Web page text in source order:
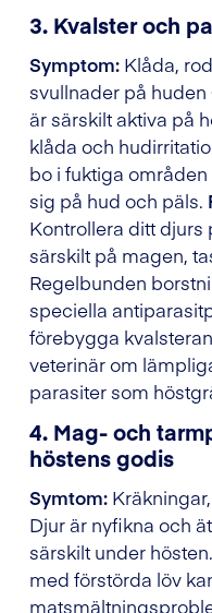
3. Kvalster och
Symptom: Klåda,
svullnader på huden
är särskilt aktiva på
klåda och
bo i fuktiga
sig på hud och päls.
Kontrollera ditt djurs
särskilt på magen,
Regelbunden
speciella
förebygga
veterinär om
parasiter som
4. Mag- och
höstens godis
Symtom:
Djur är nyfikna och
särskilt under
med förstörda löv